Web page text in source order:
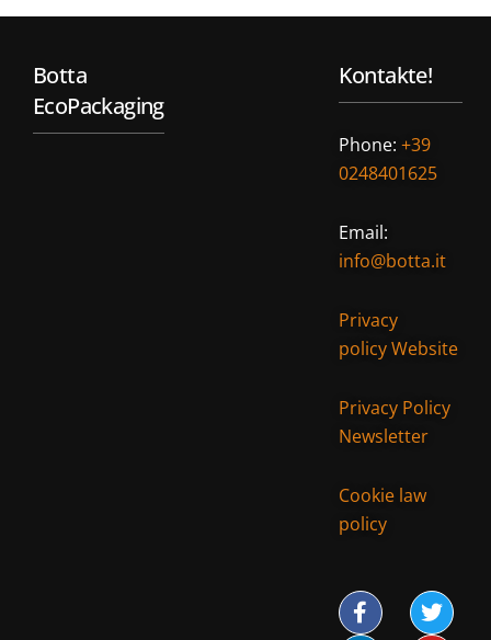
Botta
EcoPackaging
Kontakte!
Phone: +39
0248401625
Email:
info@botta.it
Privacy
policy Website
Privacy Policy
Newsletter
Cookie law
policy